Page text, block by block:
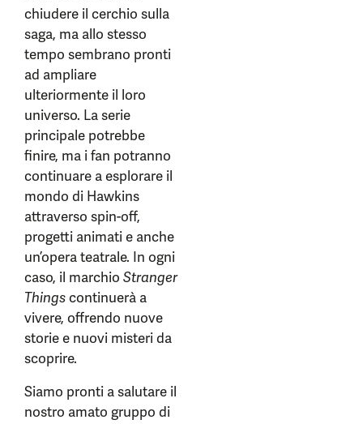
chiudere il cerchio sulla
saga, ma allo stesso
tempo sembrano pronti
ad ampliare
ulteriormente il loro
universo. La serie
principale potrebbe
finire, ma i fan potranno
continuare a esplorare il
mondo di Hawkins
attraverso spin-off,
progetti animati e anche
un’opera teatrale. In ogni
caso, il marchio Stranger
Thingscontinuerà a
vivere, offrendo nuove
storie e nuovi misteri da
scoprire.
Siamo pronti a salutare il
nostro amato gruppo di